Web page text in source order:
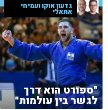
גדעון אוקו ועמיחי
אתאלי
"ספורט הוא דרך
לגשר בין עולמות"